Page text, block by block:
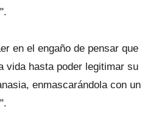
en el engaño de pensar que
vida hasta poder legitimar su
enmascarándola con un